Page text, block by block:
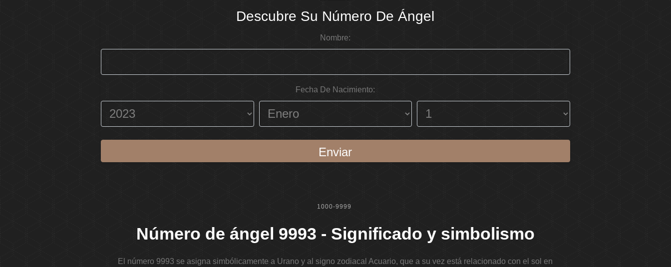
Descubre Su Número De Ángel
Nombre:
Fecha De Nacimiento:
Enviar
1000-9999
Número de ángel 9993 - Significado y simbolismo
El número 9993 se asigna simbólicamente a Urano y al signo zodiacal Acuario, que a su vez está relacionado con el sol en